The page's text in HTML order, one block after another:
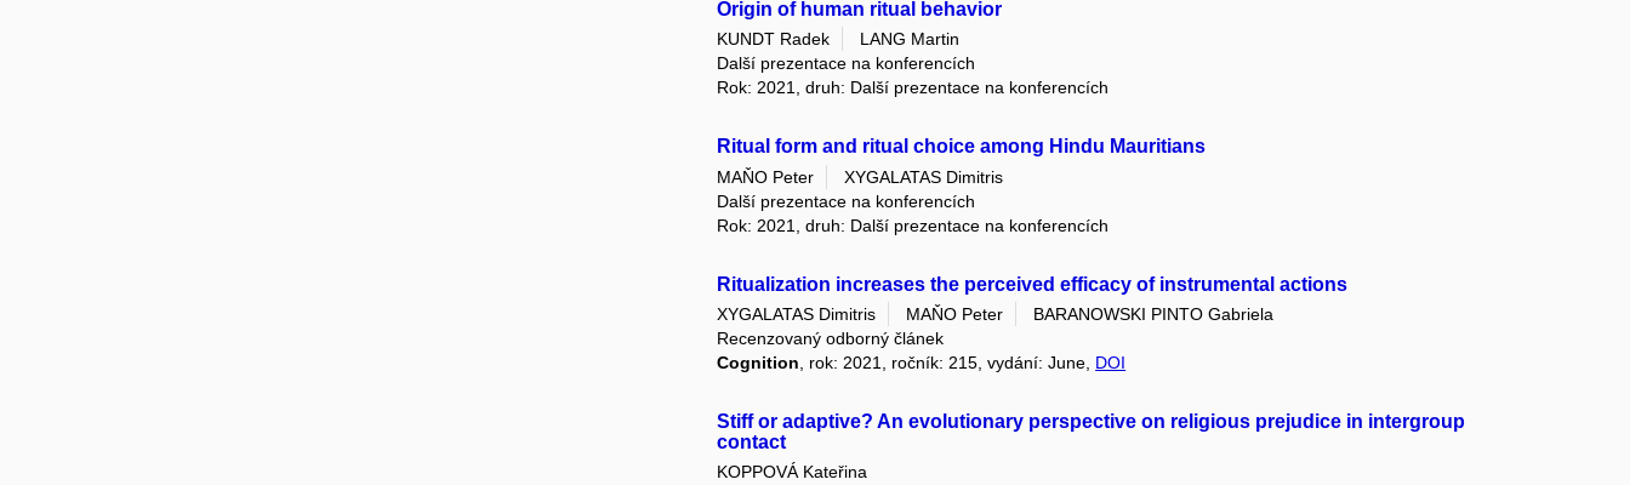
Origin of human ritual behavior
KUNDT Radek
LANG Martin
Další prezentace na konferencích
Rok: 2021, druh: Další prezentace na konferencích
Ritual form and ritual choice among Hindu Mauritians
MAŇO Peter
XYGALATAS Dimitris
Další prezentace na konferencích
Rok: 2021, druh: Další prezentace na konferencích
Ritualization increases the perceived efficacy of instrumental actions
XYGALATAS Dimitris MAŇO Peter
BARANOWSKI PINTO Gabriela
Recenzovaný odborný článek
Cognition , rok: 2021, ročník: 215, vydání: June, DOI
Stiff or adaptive? An evolutionary perspective on religious prejudice in intergroup
contact
KOPPOVÁ Kateřina